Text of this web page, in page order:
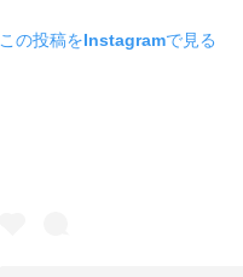
この投稿をInstagramで見る